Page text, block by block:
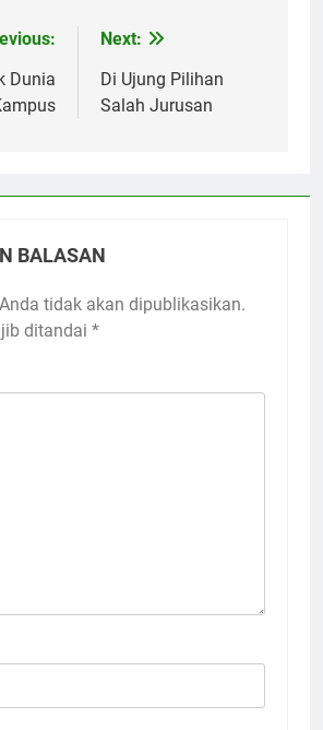
Dunia
Next:
Di Ujung Pilihan
Salah Jurusan
BALASAN
tidak akan dipublikasikan.
ditandai *